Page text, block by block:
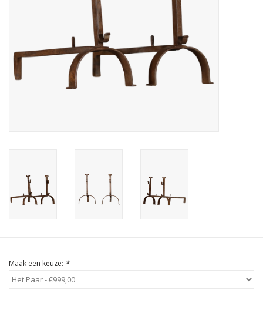
Vloeren - Steen, Terra Cotta
Outlet
Tevreden Klanten
Login
Maak een keuze: *